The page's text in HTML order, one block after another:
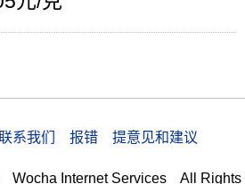
系我们 报错 提意见和建议
Wocha Internet Services All Rights